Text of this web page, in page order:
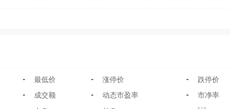
- 最低价 - 涨停价 - 跌停价
- 成交额 - 动态市盈率 - 市净率